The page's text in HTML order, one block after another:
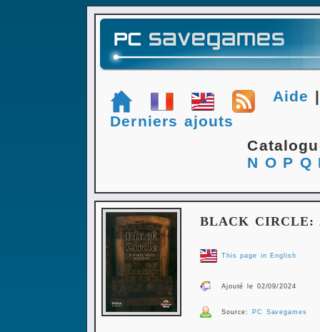
Aide
Derniers ajouts
N O P Q
BLACK CIRCLE:
This page in English
Ajouté le 02/09/2024
Source: PC Savegames